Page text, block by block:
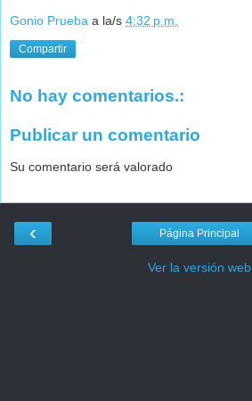
Gonio Prueba a la/s 4:32 p.m.
Compartir
No hay comentarios.:
Publicar un comentario
Su comentario será valorado
‹ Página Principal
Ver la versión web